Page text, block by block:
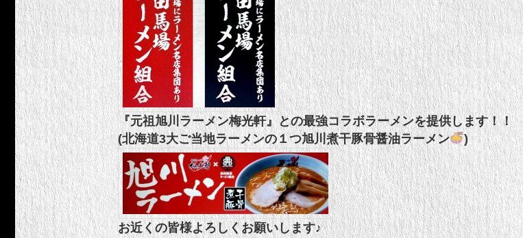
『元祖旭川ラーメン梅光軒』との最強コラボラーメンを提供します！！
(北海道3大ご当地ラーメンの１つ旭川煮干豚骨醤油ラーメン
)
お近くの皆様よろしくお願いします♪